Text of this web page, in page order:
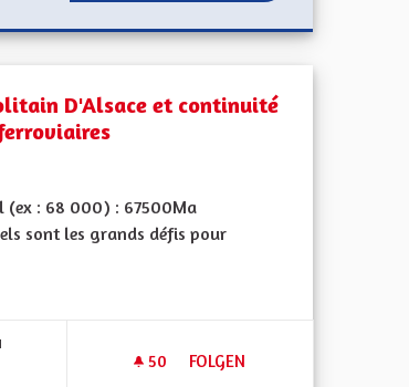
À STATUT PARTICULIER
D'Alsace et continuité
(ex : 68 000) : 67500Ma
sont les grands défis pour
50 50 FOLLOWER
FOLGEN